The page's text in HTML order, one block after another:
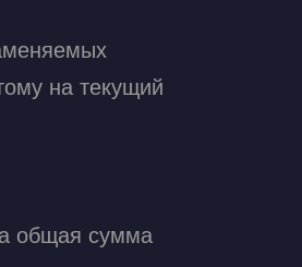
на текущий
общая сумма